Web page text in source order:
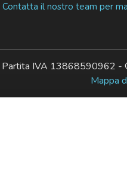
Contatta il nostro team per
IVA 13868590962
Mappa